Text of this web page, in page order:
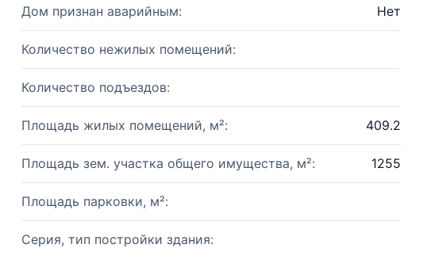
Дом признан аварийным: Нет
Количество нежилых помещений:
Количество подъездов:
Площадь жилых помещений, м²: 409.2
Площадь зем. участка общего имущества, м²: 1255
Площадь парковки, м²:
Серия, тип постройки здания: